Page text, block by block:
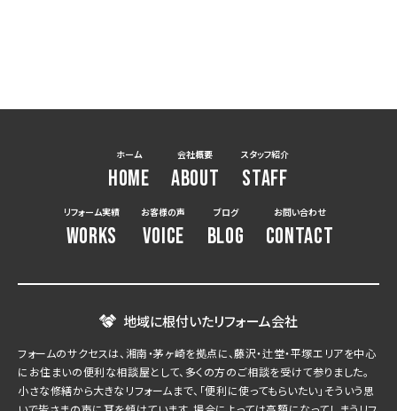
ホーム
HOME
会社概要
ABOUT
スタッフ紹介
STAFF
リフォーム実績
WORKS
お客様の声
VOICE
ブログ
BLOG
お問い合わせ
CONTACT
地域に根付いたリフォーム会社
フォームのサクセスは、湘南・茅ヶ崎を拠点に、藤沢・辻堂・平塚エリアを中心
にお住まいの便利な相談屋として、多くの方のご相談を受けて参りました。
小さな修繕から大きなリフォームまで、「便利に使ってもらいたい」そういう思